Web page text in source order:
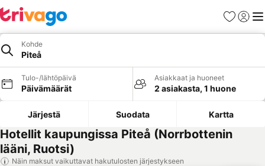
Suosikit
Kohde
Piteå
Tulo-/lähtöpäivä
Päivämäärät
Asiakkaat ja huoneet
2 asiakasta, 1 huone
Järjestä Suodata Kartta
Hotellit kaupungissa Piteå (Norrbottenin
lääni, Ruotsi)
Näin maksut vaikuttavat hakutulosten järjestykseen